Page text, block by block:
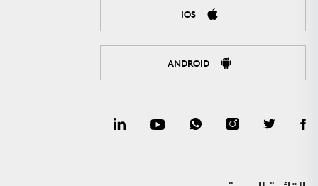
IOS
ANDROID